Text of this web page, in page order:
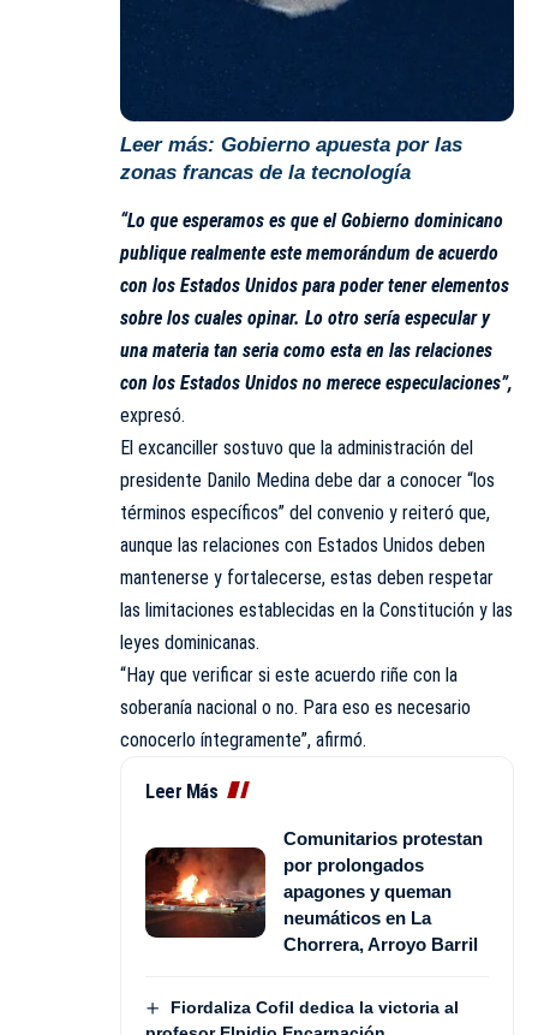
Leer más: Gobierno apuesta por las
zonas francas de la tecnología
“Lo que esperamos es que el Gobierno dominicano
publique realmente este memorándum de acuerdo
con los Estados Unidos para poder tener elementos
sobre los cuales opinar. Lo otro sería especular y
una materia tan seria como esta en las relaciones
con los Estados Unidos no merece especulaciones”,
expresó.
El excanciller sostuvo que la administración del
presidente Danilo Medina debe dar a conocer “los
términos específicos” del convenio y reiteró que,
aunque las relaciones con Estados Unidos deben
mantenerse y fortalecerse, estas deben respetar
las limitaciones establecidas en la Constitución y las
leyes dominicanas.
“Hay que verificar si este acuerdo riñe con la
soberanía nacional o no. Para eso es necesario
conocerlo íntegramente”, afirmó.
Leer Más
Comunitarios protestan
por prolongados
apagones y queman
neumáticos en La
Chorrera, Arroyo Barril
Fiordaliza Cofil dedica la victoria al